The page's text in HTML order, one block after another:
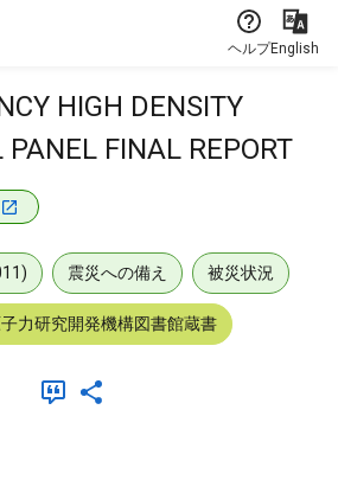
ヘルプEnglish
HIGH DENSITY
PANEL FINAL REPORT
震災への備え 被災状況
力研究開発機構図書館蔵書